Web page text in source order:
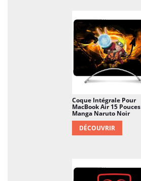
Coque Intégrale Pour
MacBook Air 15 Pouces
Manga Naruto Noir
DÉCOUVRIR